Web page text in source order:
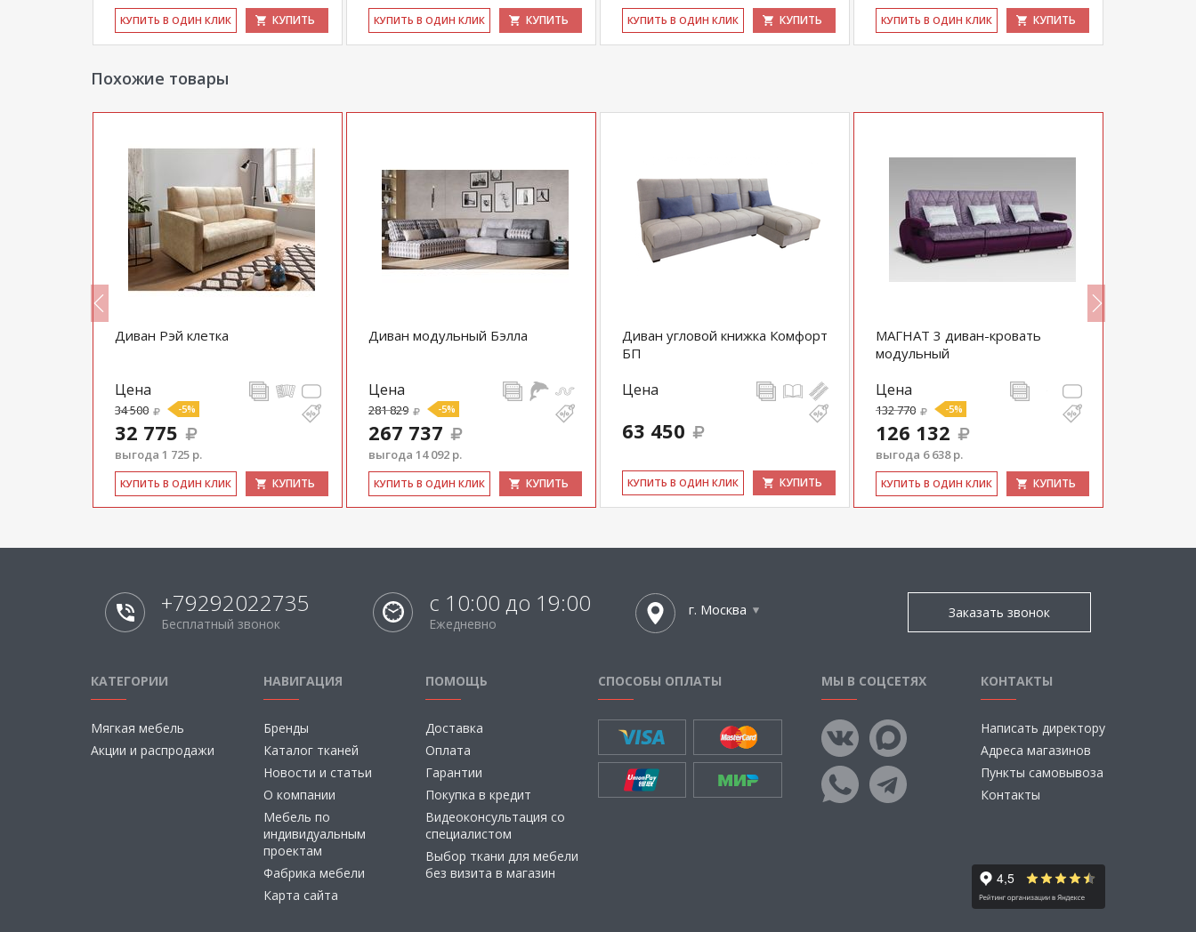
КУ­ПИТЬ В ОДИН КЛИК КУПИТЬ КУ­ПИТЬ В ОДИН КЛИК КУПИТЬ КУ­ПИТЬ В ОДИН КЛИК КУПИТЬ КУ­ПИТЬ В ОДИН КЛИК КУПИТЬ
Похожие товары
Диван Рэй клетка
Цена
34 500 -5%
32 775
выгода 1 725 р.
КУ­ПИТЬ В ОДИН КЛИК КУПИТЬ
Диван модульный Бэлла
Цена
281 829 -5%
267 737
выгода 14 092 р.
КУ­ПИТЬ В ОДИН КЛИК КУПИТЬ
Диван угловой книжка Комфорт
БП
Цена
63 450
КУ­ПИТЬ В ОДИН КЛИК КУПИТЬ
МАГНАТ 3 диван-кровать
модульный
Цена
132 770 -5%
126 132
выгода 6 638 р.
КУ­ПИТЬ В ОДИН КЛИК КУПИТЬ
+79292022735
Бесплатный звонок
с 10:00 до 19:00
Ежедневно
г. Москва Заказать звонок
КАТЕГОРИИ
Мягкая мебель
Акции и распродажи
НАВИГАЦИЯ
Бренды
Каталог тканей
Новости и статьи
О компании
Мебель по
индивидуальным
проектам
Фабрика мебели
Карта сайта
ПОМОЩЬ
Доставка
Оплата
Гарантии
Покупка в кредит
Видеоконсультация со
специалистом
Выбор ткани для мебели
без визита в магазин
СПОСОБЫ ОПЛАТЫ МЫ В СОЦСЕТЯХ КОНТАКТЫ
Написать директору
Адреса магазинов
Пункты самовывоза
Контакты